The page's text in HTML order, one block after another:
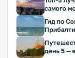
самого
Гид по
день 5 —